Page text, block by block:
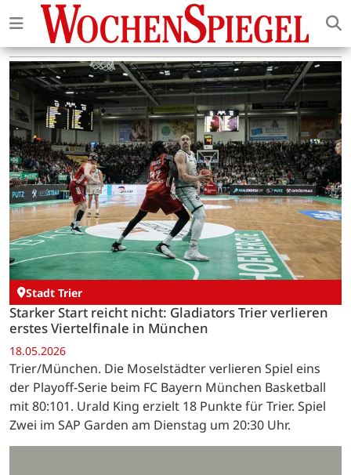
Stadt Trier
Starker Start reicht nicht: Gladiators Trier verlieren
erstes Viertelfinale in München
18.05.2026
Trier/München. Die Moselstädter verlieren Spiel eins
der Playoff-Serie beim FC Bayern München Basketball
mit 80:101. Urald King erzielt 18 Punkte für Trier. Spiel
Zwei im SAP Garden am Dienstag um 20:30 Uhr.